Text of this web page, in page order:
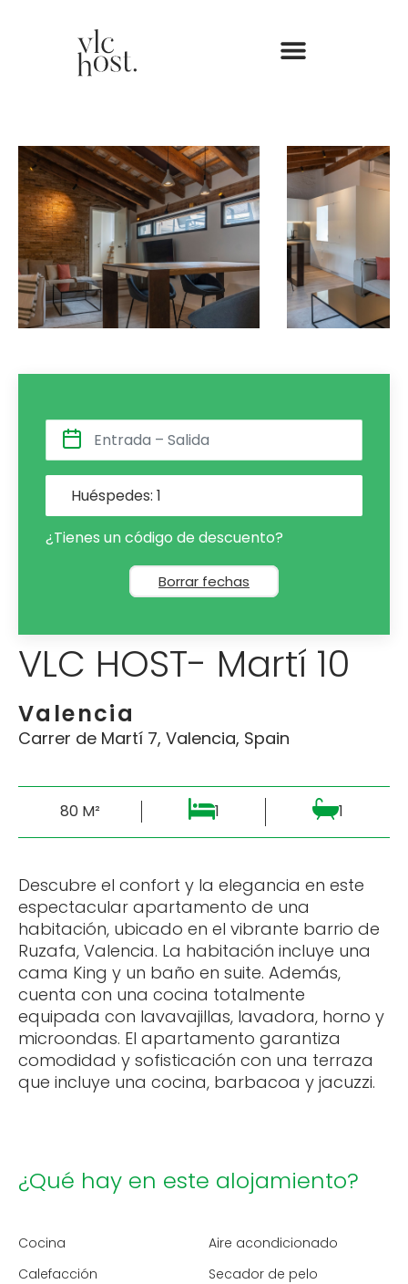
VLC HOST- Martí 10
Valencia
Carrer de Martí 7, Valencia, Spain
80 M² 1 1
Descubre el confort y la elegancia en este
espectacular apartamento de una
habitación, ubicado en el vibrante barrio de
Ruzafa, Valencia. La habitación incluye una
cama King y un baño en suite. Además,
cuenta con una cocina totalmente
equipada con lavavajillas, lavadora, horno y
microondas. El apartamento garantiza
comodidad y sofisticación con una terraza
que incluye una cocina, barbacoa y jacuzzi.
¿Qué hay en este alojamiento?
Cocina
Aire acondicionado
Calefacción
Secador de pelo
Huéspedes: 1
¿Tienes un código de descuento?
Borrar fechas